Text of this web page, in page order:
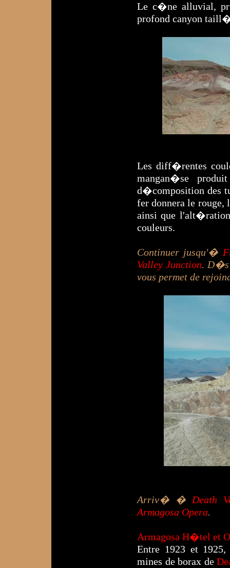
Le c�ne alluvial,
profond canyon
Les diff�rentes
mangan�se
d�composition des
fer donnera le
ainsi que l'alt�ration
couleurs.
Continuer jusqu'�
Valley Junction. D�s
vous permet de
Arriv� � Death
Armagosa Opera.
Armagosa H�tel et
Entre 1923 et
mines de borax de